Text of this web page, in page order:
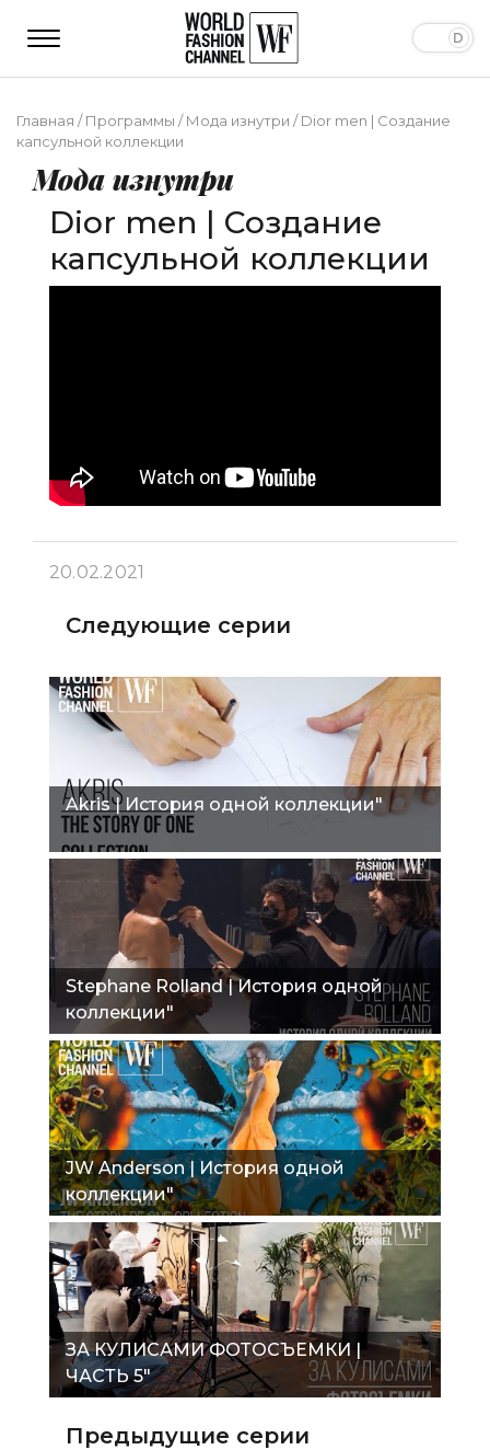
Главная /Программы /Мода изнутри /Dior men | Создание
капсульной коллекции
Мода изнутри
Dior men | Создание
капсульной коллекции
20.02.2021
Следующие серии
Akris | История одной коллекции"
Stephane Rolland | История одной
коллекции"
JW Anderson | История одной
коллекции"
ЗА КУЛИСАМИ ФОТОСЪЕМКИ |
ЧАСТЬ 5"
Предыдущие серии